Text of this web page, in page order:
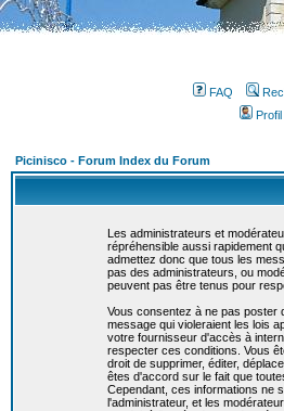
FAQ
Profil
Picinisco - Forum Index du Forum
Les administrateurs et
répréhensible aussi rapidement
admettez donc que tous les
pas des administrateurs, ou
peuvent pas être tenus pour
Vous consentez à ne pas poster
message qui violeraient les lois
votre fournisseur d'accès à
respecter ces conditions. Vous
droit de supprimer, éditer,
êtes d'accord sur le fait que
Cependant, ces informations ne
l'administrateur, et les